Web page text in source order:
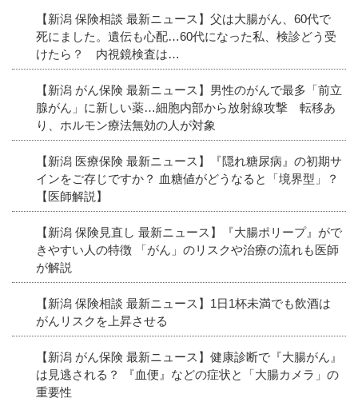
【新潟 保険相談 最新ニュース】父は大腸がん、60代で
死にました。遺伝も心配…60代になった私、検診どう受
けたら？ 内視鏡検査は…
【新潟 がん保険 最新ニュース】男性のがんで最多「前立
腺がん」に新しい薬…細胞内部から放射線攻撃 転移あ
り、ホルモン療法無効の人が対象
【新潟 医療保険 最新ニュース】『隠れ糖尿病』の初期サ
インをご存じですか？ 血糖値がどうなると「境界型」？
【医師解説】
【新潟 保険見直し 最新ニュース】『大腸ポリープ』がで
きやすい人の特徴 「がん」のリスクや治療の流れも医師
が解説
【新潟 保険相談 最新ニュース】1日1杯未満でも飲酒は
がんリスクを上昇させる
【新潟 がん保険 最新ニュース】健康診断で『大腸がん』
は見逃される？ 『血便』などの症状と「大腸カメラ」の
重要性